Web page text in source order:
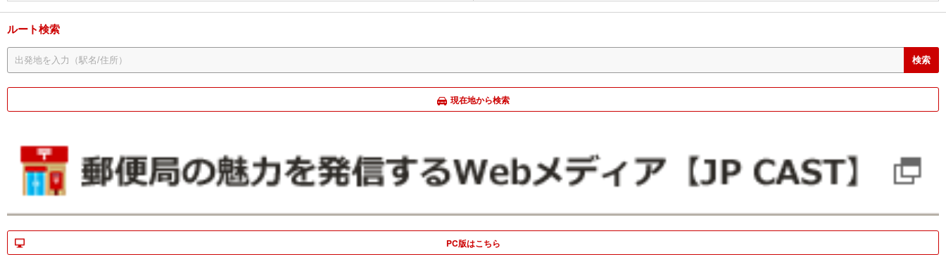
ルート検索
現在地から検索
PC版はこちら